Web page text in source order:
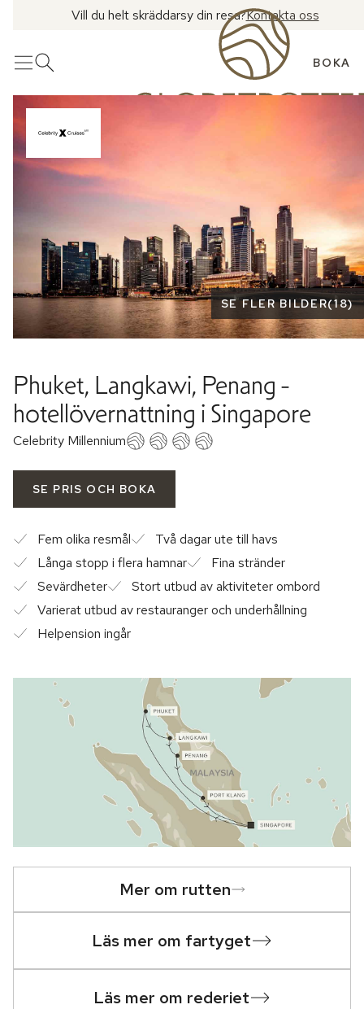
Vill du helt skräddarsy din resa?Kontakta oss
MenyÖppna sök BOKA
SE FLER BILDER(18)
Phuket, Langkawi, Penang -
hotellövernattning i Singapore
Celebrity Millennium
SE PRIS OCH BOKA
Fem olika resmål
Två dagar ute till havs
Långa stopp i flera hamnar
Fina stränder
Sevärdheter
Stort utbud av aktiviteter ombord
Varierat utbud av restauranger och underhållning
Helpension ingår
Mer om rutten
Läs mer om fartyget
Läs mer om rederiet